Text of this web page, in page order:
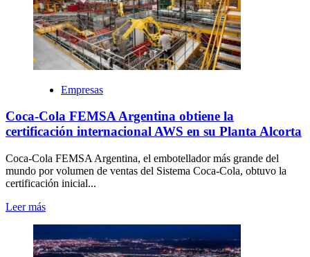
Empresas
Coca-Cola FEMSA Argentina obtiene la
certificación internacional AWS en su Planta Alcorta
Coca-Cola FEMSA Argentina, el embotellador más grande del
mundo por volumen de ventas del Sistema Coca-Cola, obtuvo la
certificación inicial...
Leer más